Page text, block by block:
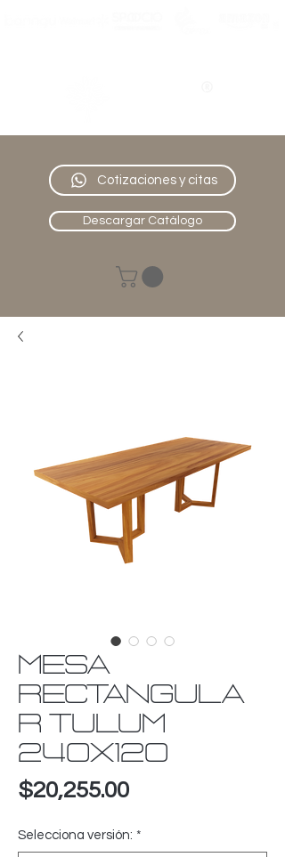
Cotizaciones y citas
Descargar Catálogo
MESA
RECTANGULA
R TULUM
240X120
$20,255.00Precio
Selecciona versión: *